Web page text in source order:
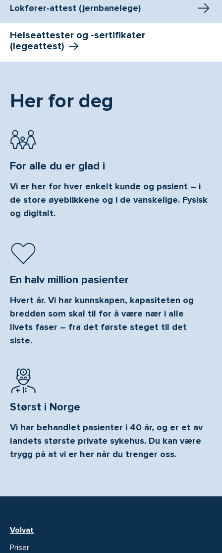
Lokfører-attest (jernbanelege)
Helseattester og -sertifikater
(legeattest)
Her for deg
For alle du er glad i
Vi er her for hver enkelt kunde og pasient – i
de store øyeblikkene og i de vanskelige. Fysisk
og digitalt.
En halv million pasienter
Hvert år. Vi har kunnskapen, kapasiteten og
bredden som skal til for å være nær i alle
livets faser – fra det første steget til det
siste.
Størst i Norge
Vi har behandlet pasienter i 40 år, og er et av
landets største private sykehus. Du kan være
trygg på at vi er her når du trenger oss.
Volvat
Priser